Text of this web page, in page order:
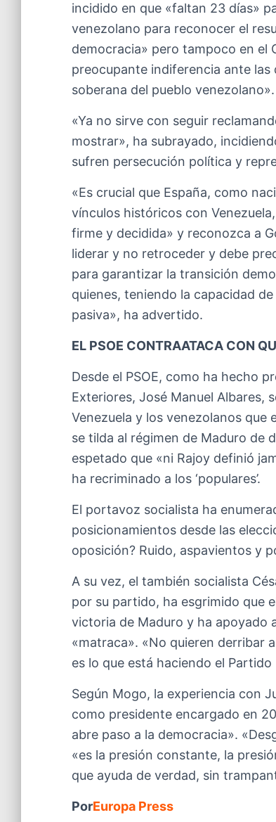
incidido en que «faltan 23 días»
venezolano para reconocer el
democracia» pero tampoco en el
preocupante indiferencia ante
soberana del pueblo venezolano».
«Ya no sirve con seguir
mostrar», ha subrayado,
sufren persecución política y
«Es crucial que España, como
vínculos históricos con
firme y decidida» y reconozca a
liderar y no retroceder y debe
para garantizar la transición
quienes, teniendo la capacidad
pasiva», ha advertido.
EL PSOE CONTRAATACA CON
Desde el PSOE, como ha hecho
Exteriores, José Manuel Albares,
Venezuela y los venezolanos que
se tilda al régimen de Maduro de
espetado que «ni Rajoy definió
ha recriminado a los ‘populares’.
El portavoz socialista ha
posicionamientos desde las
oposición? Ruido, aspavientos y
A su vez, el también socialista
por su partido, ha esgrimido que
victoria de Maduro y ha apoyado
«matraca». «No quieren derribar
es lo que está haciendo el
Según Mogo, la experiencia con
como presidente encargado en
abre paso a la democracia».
«es la presión constante, la
que ayuda de verdad, sin
PorEuropa Press